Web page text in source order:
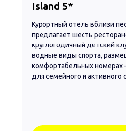
Курортный отель вблизи
предлагает шесть
круглогодичный детский
водные виды спорта,
комфортабельных номерах
для семейного и активного
Island 5*